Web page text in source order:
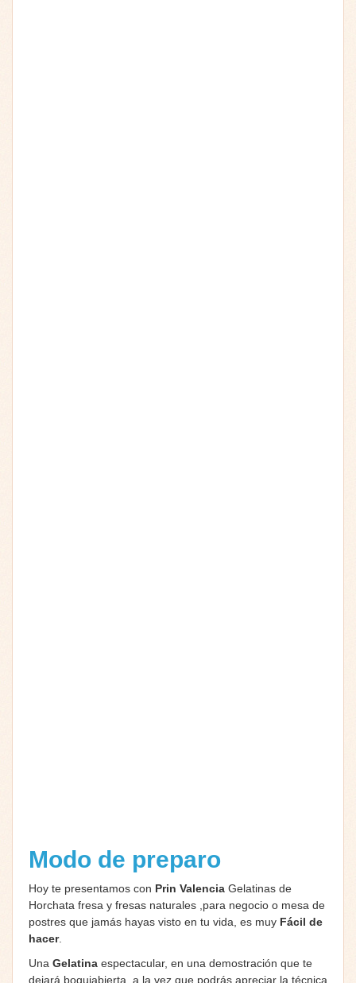
Modo de preparo
Hoy te presentamos con Prin Valencia Gelatinas de
Horchata fresa y fresas naturales ,para negocio o mesa de
postres que jamás hayas visto en tu vida, es muy Fácil de
hacer.
Una Gelatina espectacular, en una demostración que te
dejará boquiabierta, a la vez que podrás apreciar la técnica